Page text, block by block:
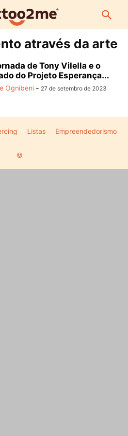
através da arte
de Tony Vilella e o
do Projeto Esperança...
Ognibeni - 27 de setembro de 2023
Listas Empreendedorismo
©